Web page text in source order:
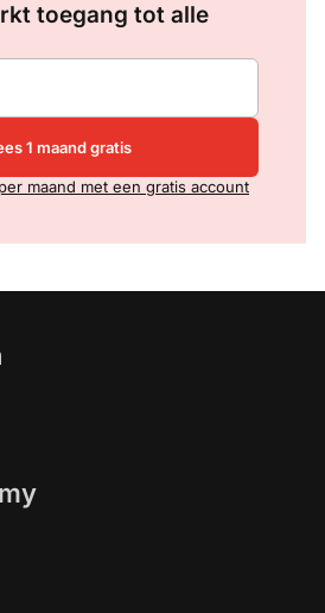
toegang tot alle
1 maand gratis
maand met een gratis account